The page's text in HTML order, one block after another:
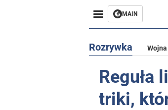
MAIN
Rozrywka
Reguła
triki,